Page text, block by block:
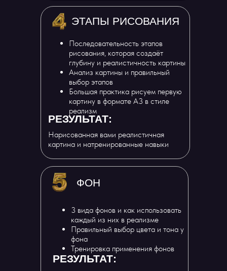
3 вида фонов и как использовать
каждый из них в реализме
Правильный выбор цвета и тона у
фона
Тренировка применения фонов
ФОН
РЕЗУЛЬТАТ:
Последовательность этапов
рисования, которая создаёт
глубину и реалистичность картины
Анализ картины и правильный
выбор этапов
Большая практика рисуем первую
картину в формате А3 в стиле
реализм
ЭТАПЫ РИСОВАНИЯ
РЕЗУЛЬТАТ:
Нарисованная вами реалистичная
картина и натренированные навыки